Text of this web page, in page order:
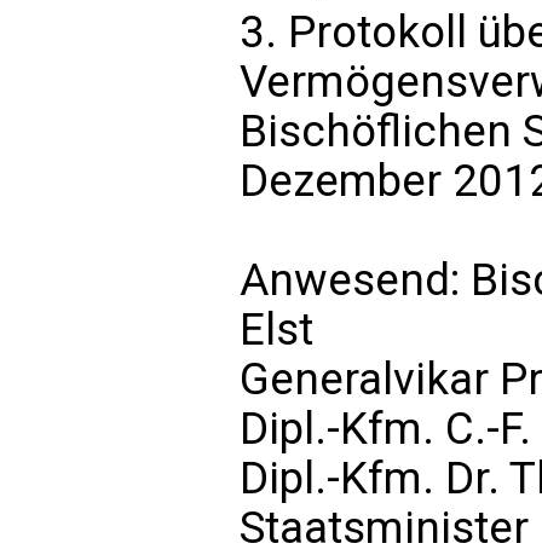
3. Protokoll
Bischöflichen
Dezember
Anwesend:
Elst
Generalvikar
Dipl.-Kfm. C.-
Dipl.-Kfm. Dr.
Staatsminister